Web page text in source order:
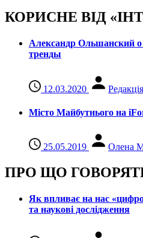
КОРИСНЕ ВІД
Александр Ольшанский
тренды
12.03.2020
Місто Майбутнього на
25.05.2019 Олена
ПРО ЩО
Як впливає на нас
та наукові дослідження